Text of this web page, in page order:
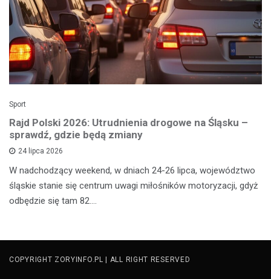
Sport
Rajd Polski 2026: Utrudnienia drogowe na Śląsku –
sprawdź, gdzie będą zmiany
24 lipca 2026
W nadchodzący weekend, w dniach 24-26 lipca, województwo
śląskie stanie się centrum uwagi miłośników motoryzacji, gdyż
odbędzie się tam 82.…
COPYRIGHT ZORYINFO.PL | ALL RIGHT RESERVED